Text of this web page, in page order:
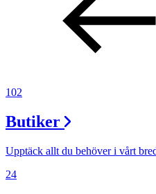
Öppettider
Presentkort
102
Butiker
Upptäck allt du behöver i vårt
24